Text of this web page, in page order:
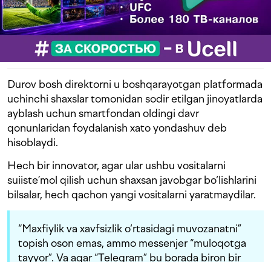
Durov bosh direktorni u boshqarayotgan platformada
uchinchi shaxslar tomonidan sodir etilgan jinoyatlarda
ayblash uchun smartfondan oldingi davr
qonunlaridan foydalanish xato yondashuv deb
hisoblaydi.
Hech bir innovator, agar ular ushbu vositalarni
suiiste’mol qilish uchun shaxsan javobgar bo‘lishlarini
bilsalar, hech qachon yangi vositalarni yaratmaydilar.
“Maxfiylik va xavfsizlik o‘rtasidagi muvozanatni”
topish oson emas, ammo messenjer “muloqotga
tayyor”. Va agar “Telegram” bu borada biron bir